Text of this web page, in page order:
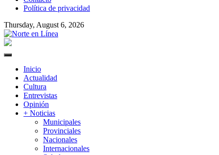
Política de privacidad
Thursday, August 6, 2026
Primary
Inicio
Actualidad
Cultura
Entrevistas
Opinión
+ Noticias
Municipales
Provinciales
Nacionales
Internacionales